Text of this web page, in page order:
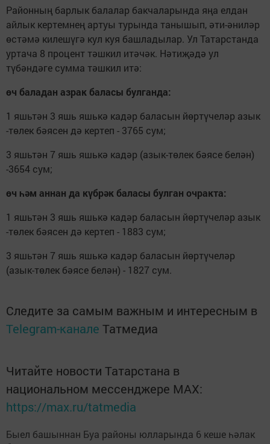
Районның барлык балалар бакчаларында яңа елдан
айлык кертемнең артуы турында танышып, әти-әниләр
өстәмә килешүгә кул куя башладылар. Ул Татарстанда
уртача 8 процент тәшкил итәчәк. Нәтиҗәдә ул
түбәндәге сумма тәшкил итә:
өч баладан азрак баласы булганда:
1 яшьтән 3 яшь яшькә кадәр баласын йөртүчеләр азык
-төлек бәясен дә кертеп - 3765 сум;
3 яшьтән 7 яшь яшькә кадәр (азык-төлек бәясе белән)
-3654 сум;
өч һәм аннан да күбрәк баласы булган очракта:
1 яшьтән 3 яшь яшькә кадәр баласын йөртүчеләр азык
-төлек бәясен дә кертеп - 1883 сум;
3 яшьтән 7 яшь яшькә кадәр баласын йөртүчеләр
(азык-төлек бәясе белән) - 1827 сум.
Следите за самым важным и интересным в
Telegram-канале Татмедиа
Читайте новости Татарстана в
национальном мессенджере MАХ:
https://max.ru/tatmedia
Быел башыннан Буа районы юлларында 6 кеше һәлак